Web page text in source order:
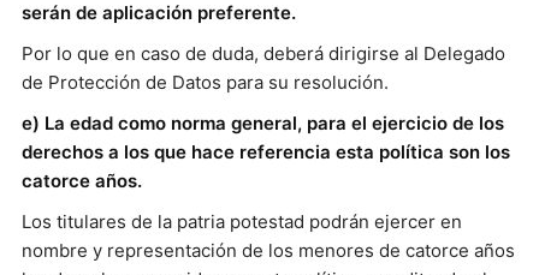
serán de aplicación preferente.
Por lo que en caso de duda, deberá dirigirse al Delegado
de Protección de Datos para su resolución.
e) La edad como norma general, para el ejercicio de los
derechos a los que hace referencia esta política son los
catorce años.
Los titulares de la patria potestad podrán ejercer en
nombre y representación de los menores de catorce años